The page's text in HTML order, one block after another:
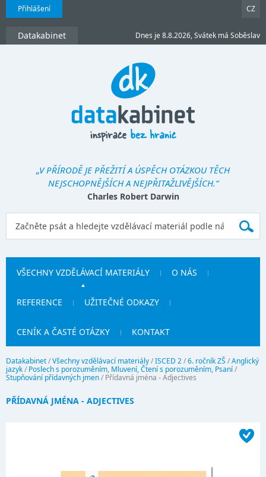
Přihlášení CZ
Datakabinet Dnes je 8.8.2026, Svátek má Soběslav
„V PŘÍRODĚ JE PŘEŽITÍ A ÚSPĚCH OTÁZKOU TĚCH
NEJSCHOPNĚJŠÍCH A NEJPŘITAŽLIVĚJŠÍCH.“
Charles Robert Darwin
VŠECHNY VZDĚLÁVACÍ MATERIÁLY O NÁS
REFERENCE UŽITEČNÉ ODKAZY
CENÍK A ČASTÉ OTÁZKY KONTAKT
Datakabinet/Všechny vzdělávací materiály/ISCED 2/6. ročník ZŠ /Anglický
jazyk/ Poslech s porozuměním, Mluvení, Čtení s porozuměním, Psaní/
Stupňování přídavných jmen/ Přídavná jména - Adjectives
PŘÍDAVNÁ JMÉNA - ADJECTIVES